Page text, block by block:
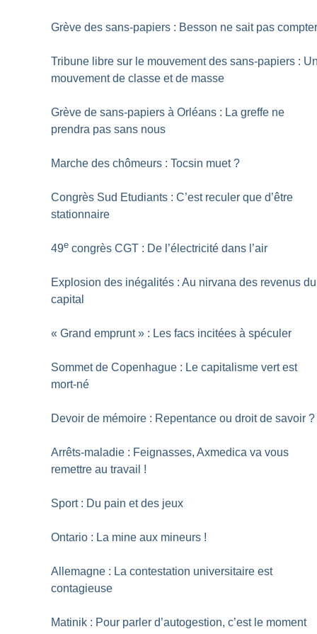
Grève des sans-papiers : Besson ne sait pas
Tribune libre sur le mouvement des sans-papiers :
mouvement de classe et de masse
Grève de sans-papiers à Orléans : La greffe ne
prendra pas sans nous
Marche des chômeurs : Tocsin muet ?
Congrès Sud Etudiants : C’est reculer que d’être
stationnaire
49e congrès CGT : De l’électricité dans l’air
Explosion des inégalités : Au nirvana des revenus du
capital
« Grand emprunt » : Les facs incitées à spéculer
Sommet de Copenhague : Le capitalisme vert est
mort-né
Devoir de mémoire : Repentance ou droit de savoir ?
Arrêts-maladie : Feignasses, Axmedica va vous
remettre au travail !
Sport : Du pain et des jeux
Ontario : La mine aux mineurs !
Allemagne : La contestation universitaire est
contagieuse
Matinik : Pour parler d’autogestion, c’est le moment